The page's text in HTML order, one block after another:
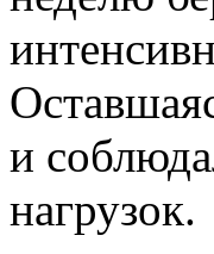
и
нагрузок.